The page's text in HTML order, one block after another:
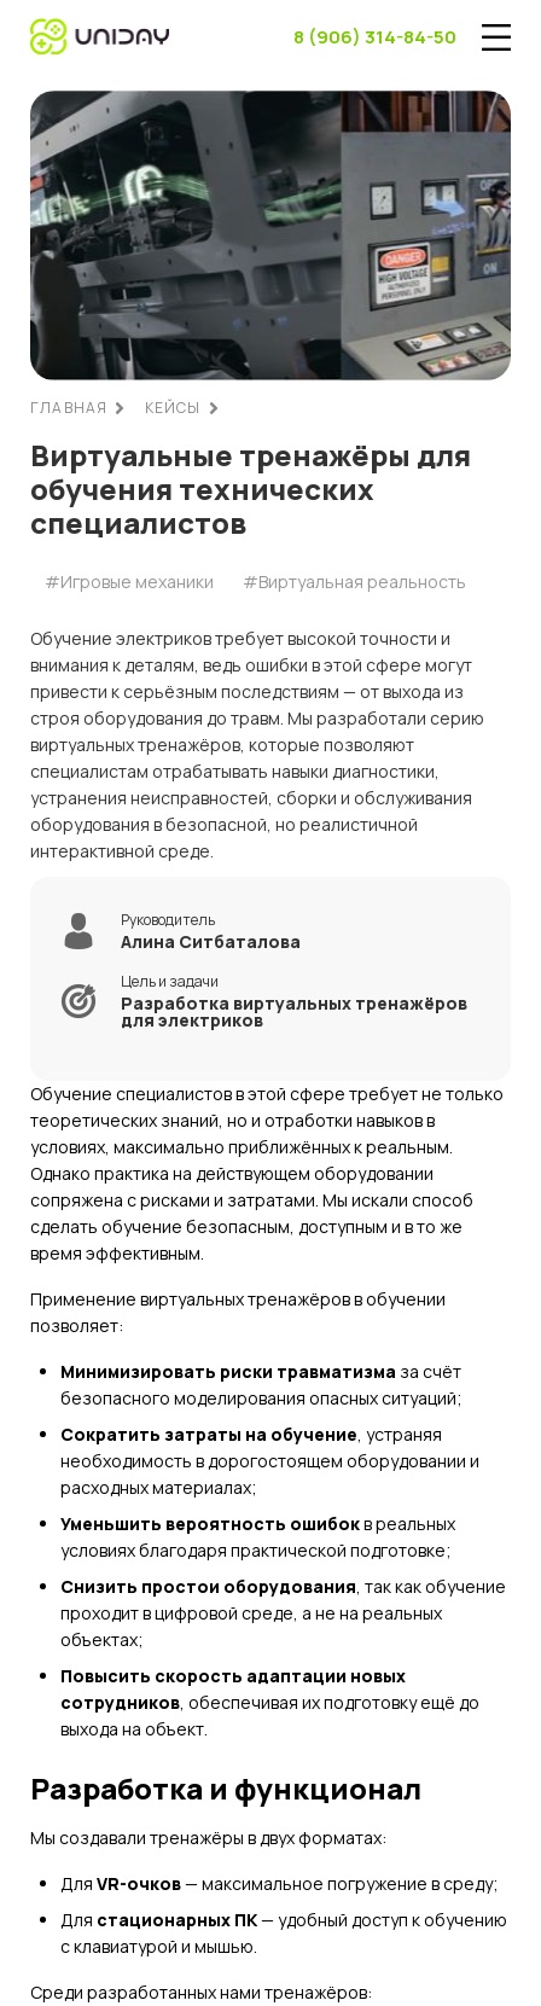
8 (906) 314-84-50
ГЛАВНАЯ КЕЙСЫ
Виртуальные тренажёры для
обучения технических
специалистов
#Игровые механики #Виртуальная реальность
Обучение электриков требует высокой точности и
внимания к деталям, ведь ошибки в этой сфере могут
привести к серьёзным последствиям — от выхода из
строя оборудования до травм. Мы разработали серию
виртуальных тренажёров, которые позволяют
специалистам отрабатывать навыки диагностики,
устранения неисправностей, сборки и обслуживания
оборудования в безопасной, но реалистичной
интерактивной среде.
Руководитель
Алина Ситбаталова
Цель и задачи
Разработка виртуальных тренажёров
для электриков
Обучение специалистов в этой сфере требует не только
теоретических знаний, но и отработки навыков в
условиях, максимально приближённых к реальным.
Однако практика на действующем оборудовании
сопряжена с рисками и затратами. Мы искали способ
сделать обучение безопасным, доступным и в то же
время эффективным.
Применение виртуальных тренажёров в обучении
позволяет:
Минимизировать риски травматизма за счёт
безопасного моделирования опасных ситуаций;
Сократить затраты на обучение , устраняя
необходимость в дорогостоящем оборудовании и
расходных материалах;
Уменьшить вероятность ошибокв реальных
условиях благодаря практической подготовке;
Снизить простои оборудования , так как обучение
проходит в цифровой среде, а не на реальных
объектах;
Повысить скорость адаптации новых
сотрудников , обеспечивая их подготовку ещё до
выхода на объект.
Разработка и функционал
Мы создавали тренажёры в двух форматах:
Для VR-очков— максимальное погружение в среду;
Для стационарных ПК— удобный доступ к обучению
с клавиатурой и мышью.
Среди разработанных нами тренажёров: